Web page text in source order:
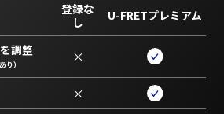
登録な
し
U-FRETプレミアム
調整
り） ×
×